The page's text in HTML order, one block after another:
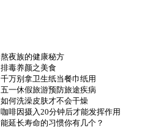
熬夜族的健康秘方
排毒养颜之美食
千万别拿卫生纸当餐巾纸用
五一休假旅游预防旅途疾病
如何洗澡皮肤才不会干燥
咖啡因摄入20分钟后才能发挥作用
能延长寿命的习惯你有几个？